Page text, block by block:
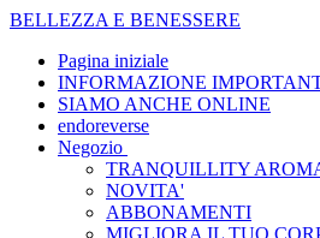
BELLEZZA E BENESSERE
Pagina iniziale
INFORMAZIONE
SIAMO ANCHE ONLINE
endoreverse
Negozio
TRANQUILLITY
NOVITA'
ABBONAMENTI
MIGLIORA IL TUO